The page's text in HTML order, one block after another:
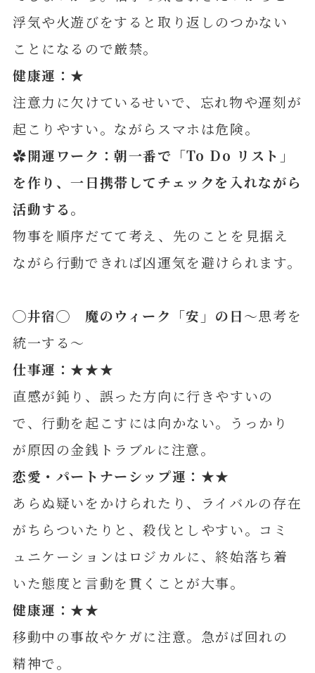
浮気や火遊びをすると取り返しのつかない
ことになるので厳禁。
健康運：★
注意力に欠けているせいで、忘れ物や遅刻が
起こりやすい。ながらスマホは危険。
✿開運ワーク：朝一番で「To Do リスト」
を作り、一日携帯してチェックを入れながら
活動する。
物事を順序だてて考え、先のことを見据え
ながら行動できれば凶運気を避けられます。
◯井宿◯ 魔のウィーク「安」の日～思考を
統一する～
仕事運：★★★
直感が鈍り、誤った方向に行きやすいの
で、行動を起こすには向かない。うっかり
が原因の金銭トラブルに注意。
恋愛・パートナーシップ運：★★
あらぬ疑いをかけられたり、ライバルの存在
がちらついたりと、殺伐としやすい。コミ
ュニケーションはロジカルに、終始落ち着
いた態度と言動を貫くことが大事。
健康運：★★
移動中の事故やケガに注意。急がば回れの
精神で。